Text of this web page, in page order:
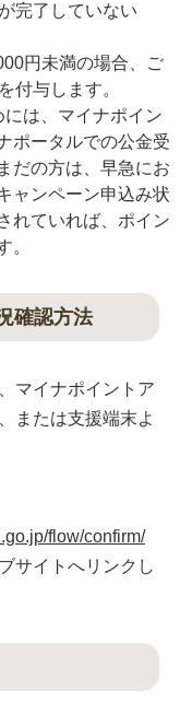
完了していない
円未満の場合、ご
付与します。
は、マイナポイン
ポータルでの公金受
だの方は、早急にお
ャンペーン申込み状
れていれば、ポイン
。
確認方法
マイナポイントア
または支援端末よ
flow/confirm/
サイトへリンクし